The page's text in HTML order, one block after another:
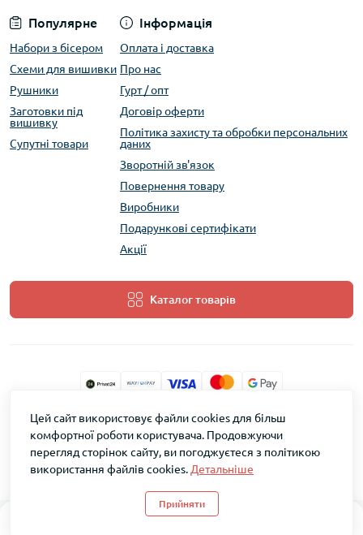
0
Популярне
Набори з бісером
Схеми для вишивки
Рушники
Заготовки під
вишивку
Супутні товари
Інформація
Оплата і доставка
Про нас
Гурт / опт
Договір оферти
Політика захисту та обробки персональних
даних
Зворотній зв'язок
Повернення товару
Виробники
Подарункові сертифікати
Акції
Каталог товарів
ТМ Скарб © 2026
Цей сайт використовує файли cookies для більш
комфортної роботи користувача. Продовжуючи
перегляд сторінок сайту, ви погоджуєтеся з політикою
використання файлів cookies. Детальніше
Прийняти